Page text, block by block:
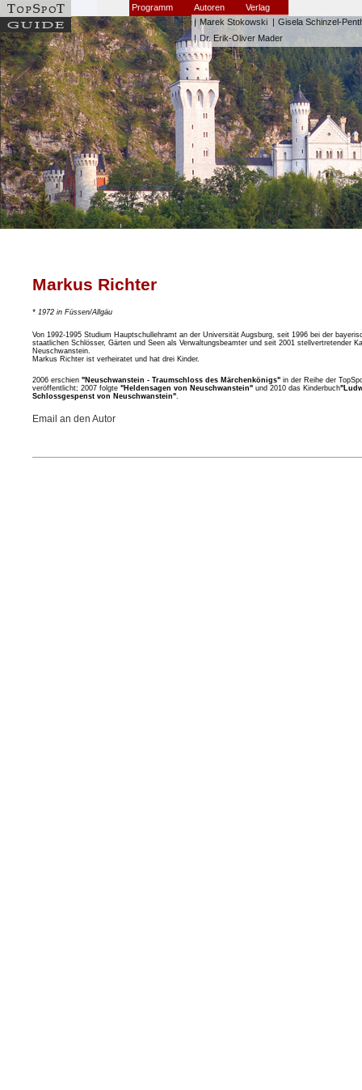
Programm
Autoren
| Marek Stokowski | Gisela Schinzel-
| Dr. Erik-Oliver Mader
Verlag
Markus Richter
* 1972 in Füssen/Allgäu
Von 1992-1995 Studium Hauptschullehramt an der Universität Augsburg, seit 1996 bei der
staatlichen Schlösser, Gärten und Seen als Verwaltungsbeamter und seit 2001 stellvertretender
Neuschwanstein.
Markus Richter ist verheiratet und hat drei Kinder.
2006 erschien "Neuschwanstein - Traumschloss des Märchenkönigs" in der Reihe der
veröffentlicht; 2007 folgte "Heldensagen von Neuschwanstein" und 2010 das Kinderbuch
Schlossgespenst von Neuschwanstein".
Email an den Autor